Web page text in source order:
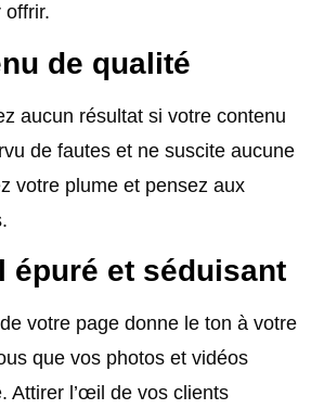
offrir.
de qualité
aucun résultat si votre contenu
de fautes et ne suscite aucune
votre plume et pensez aux
et séduisant
votre page donne le ton à votre
que vos photos et vidéos
Attirer l’œil de vos clients